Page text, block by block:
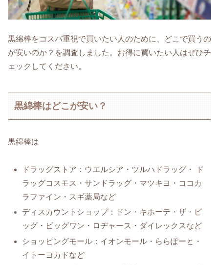
黒綿棒をコスパ重視で買いたい人のために、どこで買うの
が安いのか？を調査しました。お得に買いたい人はぜひチ
ェックしてください。
黒綿棒はどこが安い？
黒綿棒は
ドラッグストア：ウエルシア・ツルハドラッグ・ ド
ラッグコスモス・サンドラッグ・マツキヨ・ココカ
ラファイン・スギ薬局など
ディスカウントショップ：ドン・キホーテ・ザ・ビ
ッグ・ビッグワン・ロヂャース・ダイレックスなど
ショッピングモール：イオンモール・ららぽーと・
イトーヨカドなど